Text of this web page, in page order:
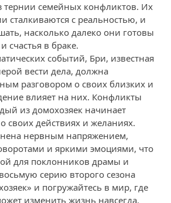
тернии семейных конфликтов. Их
сталкиваются с реальностью, и
насколько далеко они готовы
счастья в браке.
событий, Бри, известная
вести дела, должна
разговором о своих близких и
влияет на них. Конфликты
из домохозяек начинает
своих действиях и желаниях.
нервным напряжением,
и яркими эмоциями, что
для поклонников драмы и
серию второго сезона
и погружайтесь в мир, где
изменить жизнь навсегда.